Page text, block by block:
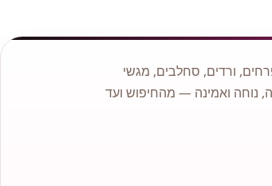
ורדים, סחלבים, מגשי
נוחה ואמינה — מהחיפוש ועד